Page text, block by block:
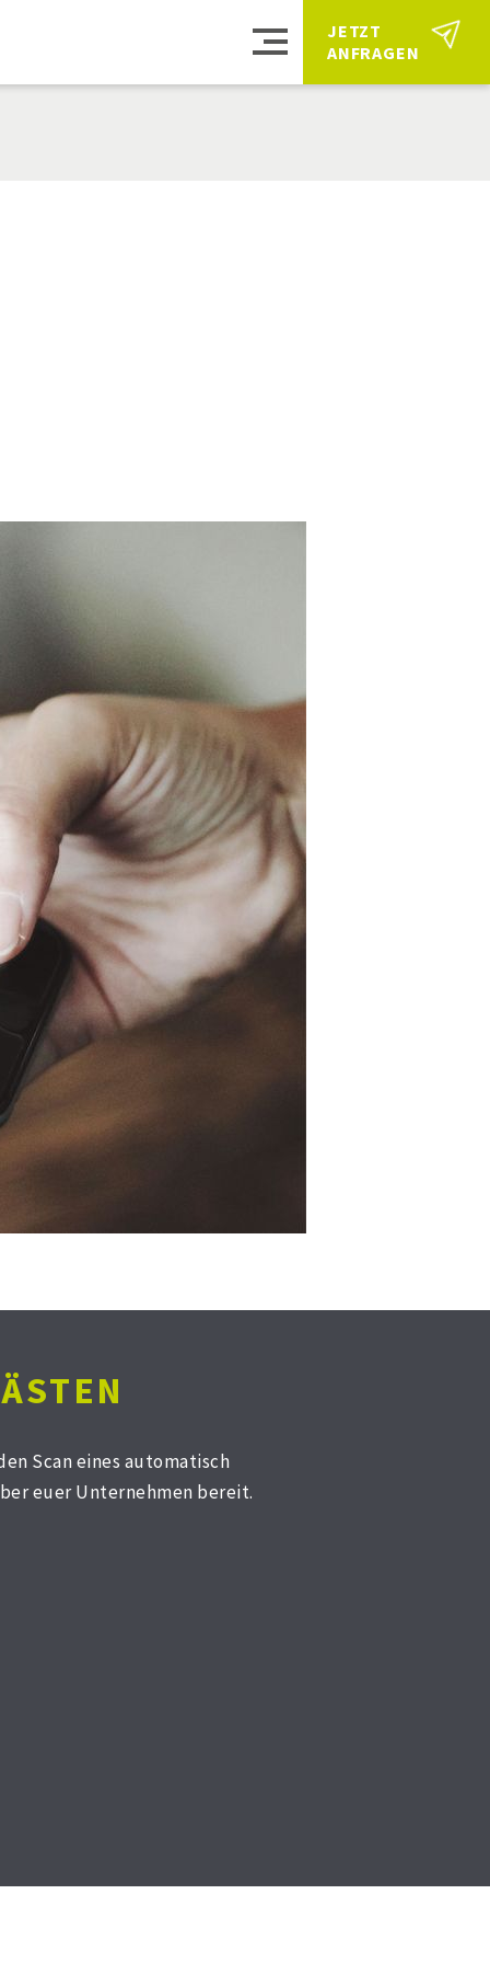
JETZT
ANFRAGEN
Scan eines automatisch
euer Unternehmen bereit.